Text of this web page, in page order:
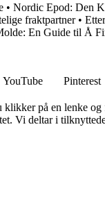
• Nordic Epod: Den
fraktpartner•
En Guide til Å
YouTube Pinterest
på en lenke og
Vi deltar i